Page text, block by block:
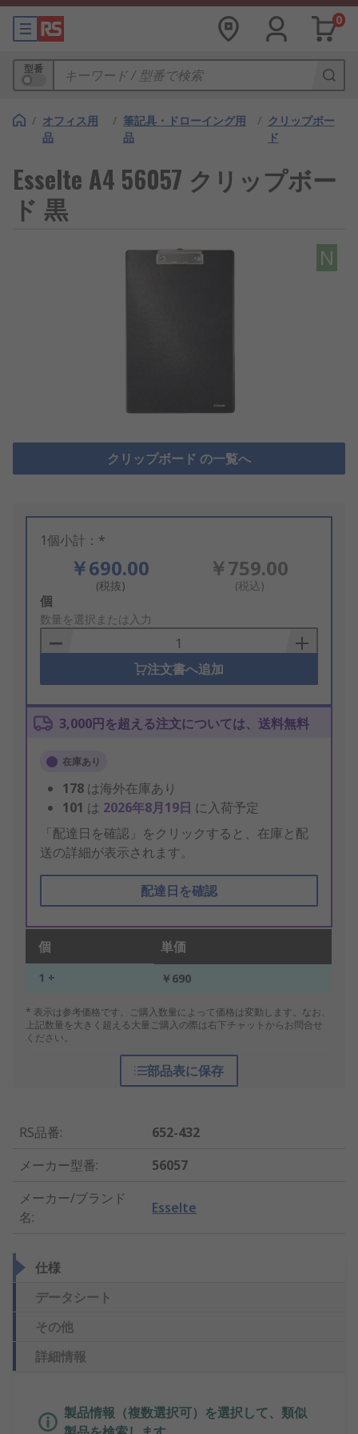
0
型番
/ オフィス用
品
/ 筆記具・ドローイング用
品
/ クリップボー
ド
Esselte A4 56057 クリップボー
ド 黒
N
クリップボード の一覧へ
1個小計：*
￥690.00
(税抜)
￥759.00
(税込)
Add
to
Basket
個
数量を選択または入力
注文書へ追加
3,000円を超える注文については、送料無料
在庫あり
178 は海外在庫あり
101 は 2026年8月19日 に入荷予定
「配達日を確認」をクリックすると、在庫と配
送の詳細が表示されます。
配達日を確認
個 単価
1 + ￥690
* 表示は参考価格です。ご購入数量によって価格は変動します。なお、
上記数量を大きく超える大量ご購入の際は右下チャットからお問合せ
ください。
部品表に保存
RS品番:
652-432
メーカー型番:
56057
メーカー/ブランド
名:
Esselte
仕様
データシート
その他
詳細情報
製品情報（複数選択可）を選択して、類似